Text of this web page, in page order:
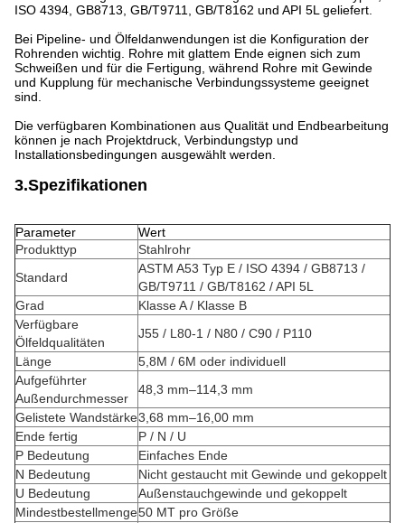
ISO 4394, GB8713, GB/T9711, GB/T8162 und API 5L geliefert.
Bei Pipeline- und Ölfeldanwendungen ist die Konfiguration der
Rohrenden wichtig. Rohre mit glattem Ende eignen sich zum
Schweißen und für die Fertigung, während Rohre mit Gewinde
und Kupplung für mechanische Verbindungssysteme geeignet
sind.
Die verfügbaren Kombinationen aus Qualität und Endbearbeitung
können je nach Projektdruck, Verbindungstyp und
Installationsbedingungen ausgewählt werden.
3.Spezifikationen
Parameter
Wert
Produkttyp
Stahlrohr
Standard
ASTM A53 Typ E / ISO 4394 / GB8713 /
GB/T9711 / GB/T8162 / API 5L
Grad
Klasse A / Klasse B
Verfügbare
Ölfeldqualitäten
J55 / L80-1 / N80 / C90 / P110
Länge
5,8M / 6M oder individuell
Aufgeführter
Außendurchmesser
48,3 mm–114,3 mm
Gelistete Wandstärke3,68 mm–16,00 mm
Ende fertig
P / N / U
P Bedeutung
Einfaches Ende
N Bedeutung
Nicht gestaucht mit Gewinde und gekoppelt
U Bedeutung
Außenstauchgewinde und gekoppelt
Mindestbestellmenge50 MT pro Größe